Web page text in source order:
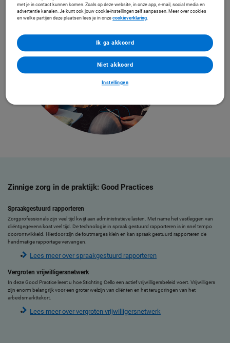
Zinnige zorg in de praktijk: Good Practices
Spraakgestuurd rapporteren
Zorgprofessionals zijn veel tijd kwijt aan administratieve lasten. Met name het vastleggen van
cliëntgegevens kost veel tijd. De technologie in spraak gestuurd rapporteren is in snel tempo
doorontwikkeld. Hierdoor zijn de foutmarges klein en kan spraak gestuurd rapporteren de
handmatige rapportage vervangen.
Lees meer over spraakgestuurd rapporteren
Vergroten vrijwilligersnetwerk
In deze Good Practice leest u hoe Stichting Cello een actief vrijwilligersbeleid voert. Vrijwilligers
zijn enorm belangrijk voor een groter welzijn van cliënten en het terugdringen van het
arbeidsmarkttekort.
Lees meer over vergroten vrijwilligersnetwerk
met je in contact kunnen komen. Zoals op deze website, in onze app, e-mail, social media en
advertentie kanalen. Je kunt ook jouw cookie-instellingen zelf aanpassen. Meer over cookies
en welke partijen deze plaatsen lees je in onzecookieverklaring.
Instellingen
Niet akkoord
Ik ga akkoord